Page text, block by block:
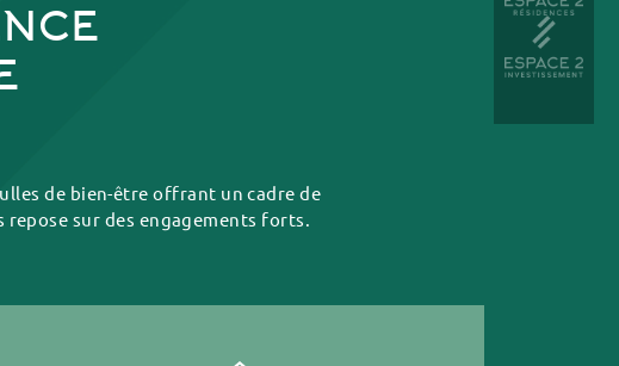
de bien-être offrant un cadre de
repose sur des engagements forts.